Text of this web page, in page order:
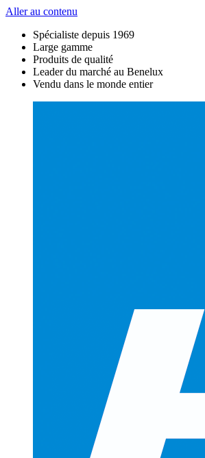
Aller au contenu
Spécialiste depuis 1969
Large gamme
Produits de qualité
Leader du marché au Benelux
Vendu dans le monde entier